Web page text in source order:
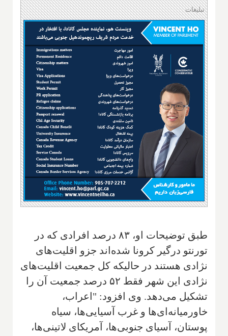
تبلیغات
طبق توضیحات او، ۸۳ درصد افرادی که در
تورنتو درگیر کرونا شده‌اند جزو اقلیت‌های
نژادی هستند در حالیکه کل جمعیت اقلیت‌های
نژادی این شهر فقط ۵۲ درصد جمعیت آن را
تشکیل می‌دهد. وی افزود: "اعراب،
خاورمیانه‌ای‌ها و غرب آسیایی‌ها، سیاه
پوستان، آسیای جنوبی‌ها، آمریکای لاتینی‌ها،